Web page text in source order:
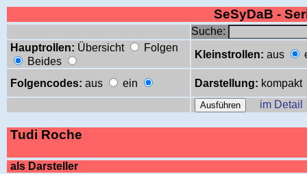
SeSyDaB -
Suche:
Hauptrollen: Übersicht
Folgen
Beides
Kleinstrollen: aus
Folgencodes: aus ein Darstellung: kompakt
im Detail
Tudi Roche
als Darsteller